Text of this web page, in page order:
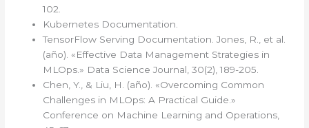
102.
Kubernetes Documentation.
TensorFlow Serving Documentation. Jones, R., et al.
(año). «Effective Data Management Strategies in
MLOps.» Data Science Journal, 30(2), 189-205.
Chen, Y., & Liu, H. (año). «Overcoming Common
Challenges in MLOps: A Practical Guide.»
Conference on Machine Learning and Operations,